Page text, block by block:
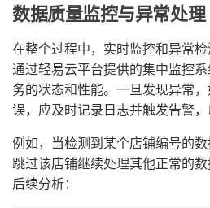
数据质量监控与异常处理
在整个过程中，实时监控和异常检
通过轻易云平台提供的集中监控
务的状态和性能。一旦发现异常
误，应及时记录日志并触发告警，
例如，当检测到某个店铺编号的
跳过该店铺继续处理其他正常的
后续分析：